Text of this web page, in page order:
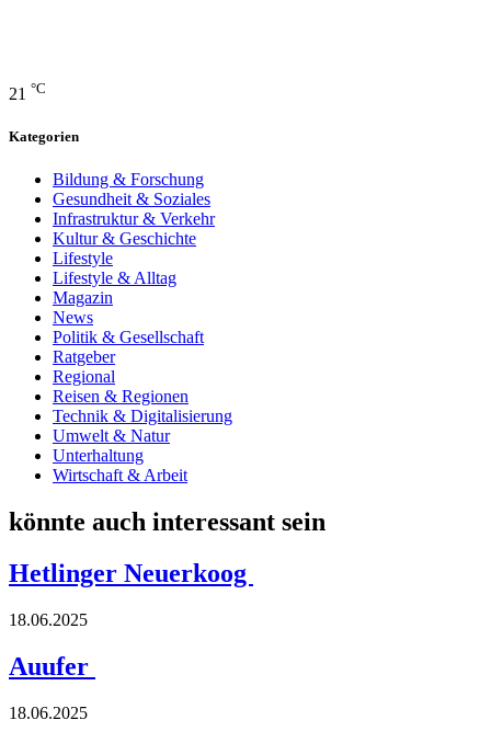
21 °C
Kategorien
Bildung & Forschung
Gesundheit & Soziales
Infrastruktur & Verkehr
Kultur & Geschichte
Lifestyle
Lifestyle & Alltag
Magazin
News
Politik & Gesellschaft
Ratgeber
Regional
Reisen & Regionen
Technik & Digitalisierung
Umwelt & Natur
Unterhaltung
Wirtschaft & Arbeit
könnte auch interessant sein
Hetlinger Neuerkoog
18.06.2025
Auufer
18.06.2025